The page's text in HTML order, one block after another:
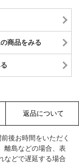
商品をみる
返品について
後お時間をいただく
離島などの場合、表
などで遅延する場合